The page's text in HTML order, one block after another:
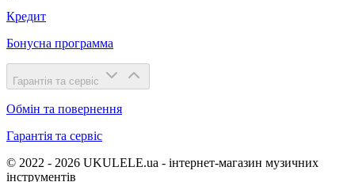
Кредит
Бонусна программа
Гарантія та сервіс
Обмін та повернення
Гарантія та сервіс
© 2022 - 2026 UKULELE.ua - інтернет-магазин музичних
інструментів